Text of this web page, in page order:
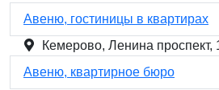
Авеню, гостиницы в квартирах
Кемерово, Ленина проспект,
Авеню, квартирное бюро